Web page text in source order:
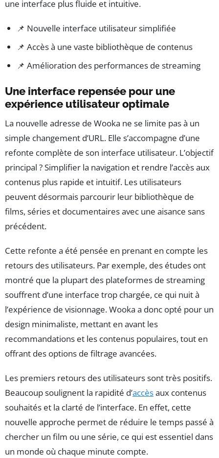
une interface plus fluide et intuitive.
📌 Nouvelle interface utilisateur simplifiée
📌 Accès à une vaste bibliothèque de contenus
📌 Amélioration des performances de streaming
Une interface repensée pour une
expérience utilisateur optimale
La nouvelle adresse de Wooka ne se limite pas à un
simple changement d’URL. Elle s’accompagne d’une
refonte complète de son interface utilisateur. L’objectif
principal ? Simplifier la navigation et rendre l’accès aux
contenus plus rapide et intuitif. Les utilisateurs
peuvent désormais parcourir leur bibliothèque de
films, séries et documentaires avec une aisance sans
précédent.
Cette refonte a été pensée en prenant en compte les
retours des utilisateurs. Par exemple, des études ont
montré que la plupart des plateformes de streaming
souffrent d’une interface trop chargée, ce qui nuit à
l’expérience de visionnage. Wooka a donc opté pour un
design minimaliste, mettant en avant les
recommandations et les contenus populaires, tout en
offrant des options de filtrage avancées.
Les premiers retours des utilisateurs sont très positifs.
Beaucoup soulignent la rapidité d’accèsaux contenus
souhaités et la clarté de l’interface. En effet, cette
nouvelle approche permet de réduire le temps passé à
chercher un film ou une série, ce qui est essentiel dans
un monde où chaque minute compte.